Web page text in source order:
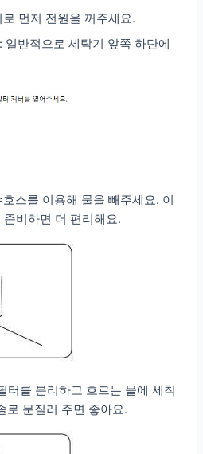
먼저 전원을 꺼주세요.
: 일반적으로 세탁기 앞쪽 하단에
호스를 이용해 물을 빼주세요. 이
비하면 더 편리해요.
터를 분리하고 흐르는 물에 세척
로 문질러 주면 좋아요.